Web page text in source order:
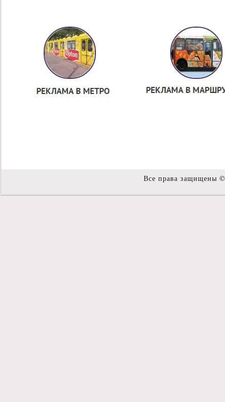
Все права защищены